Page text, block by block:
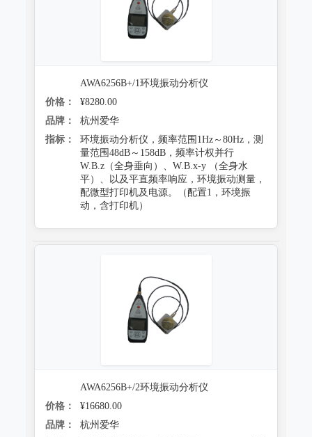
AWA6256B+/1环境振动分析仪
价格：
¥8280.00
品牌：
杭州爱华
指标：
环境振动分析仪，频率范围1Hz～80Hz，测
量范围48dB～158dB，频率计权并行
W.B.z（全身垂向）、W.B.x-y （全身水
平）、以及平直频率响应，环境振动测量，
配微型打印机及电源。（配置1，环境振
动，含打印机）
AWA6256B+/2环境振动分析仪
价格：
¥16680.00
品牌：
杭州爱华